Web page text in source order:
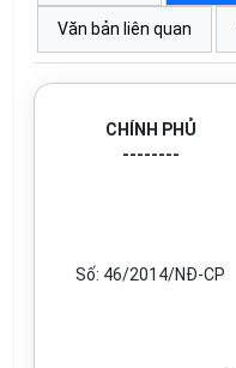
Văn bản liên quan
CHÍNH PHỦ
--------
Số: 46/2014/NĐ-CP